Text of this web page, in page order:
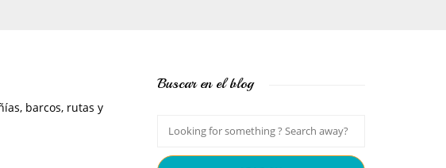
barcos, rutas y
Buscar en el blog